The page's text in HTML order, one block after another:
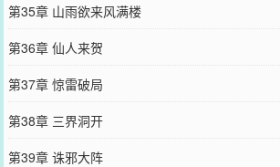
第35章 山雨欲来风满楼
第36章 仙人来贺
第37章 惊雷破局
第38章 三界洞开
第39章 诛邪大阵